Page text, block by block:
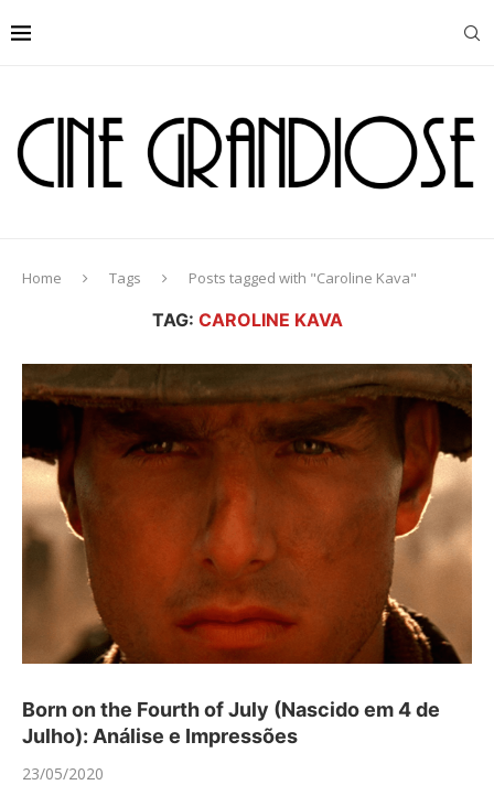
Home Tags Posts tagged with "Caroline Kava"
TAG: CAROLINE KAVA
Born on the Fourth of July (Nascido em 4 de
Julho): Análise e Impressões
23/05/2020